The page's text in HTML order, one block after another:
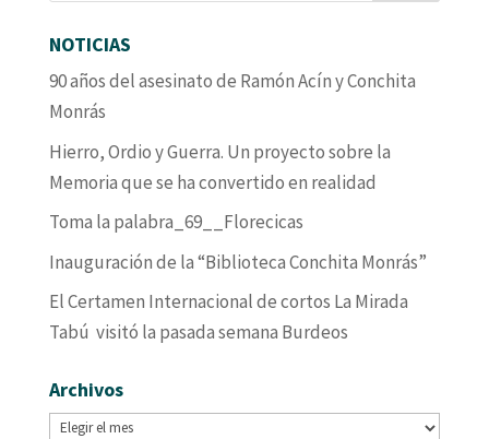
NOTICIAS
90 años del asesinato de Ramón Acín y Conchita
Monrás
Hierro, Ordio y Guerra. Un proyecto sobre la
Memoria que se ha convertido en realidad
Toma la palabra_69__Florecicas
Inauguración de la “Biblioteca Conchita Monrás”
El Certamen Internacional de cortos La Mirada
Tabú visitó la pasada semana Burdeos
Archivos
Archivos